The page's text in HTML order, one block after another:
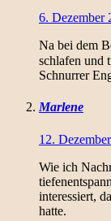
6. Dezember
Na bei dem
schlafen und
Schnurrer
Marlene
12.
Wie ich
interessiert,
hatte.